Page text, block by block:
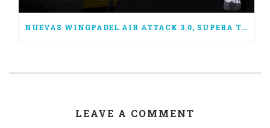
NUEVAS WINGPADEL AIR ATTACK 3.0, SUPERA TUS LÍMITES
LEAVE A COMMENT